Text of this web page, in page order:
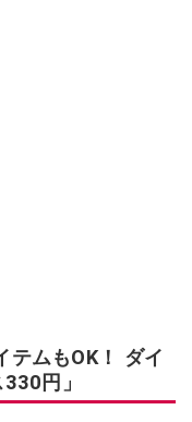
テムもOK！ ダイ
円」